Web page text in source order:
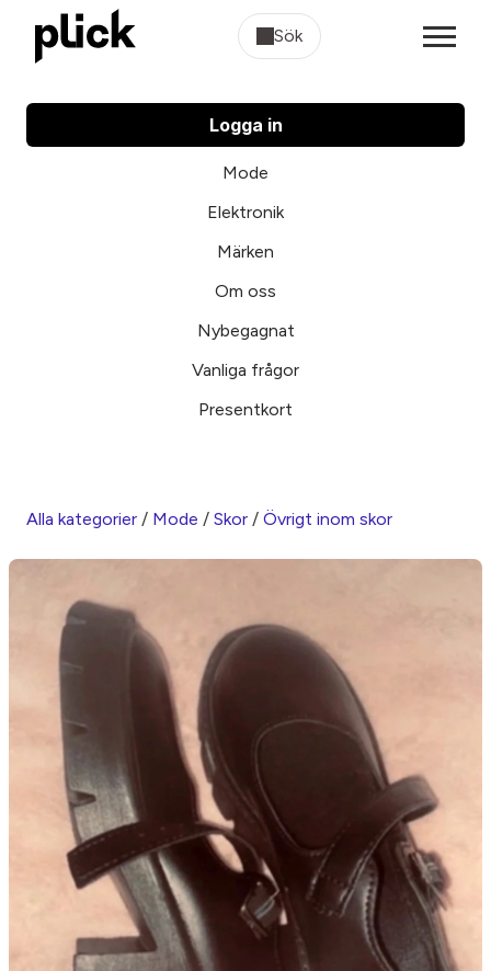
Sök
Logga in
Mode
Elektronik
Märken
Om oss
Nybegagnat
Vanliga frågor
Presentkort
Alla kategorier / Mode / Skor / Övrigt inom skor